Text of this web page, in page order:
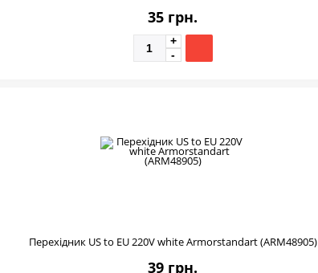
35 грн.
Перехідник US to EU 220V white Armorstandart (ARM48905)
39 грн.